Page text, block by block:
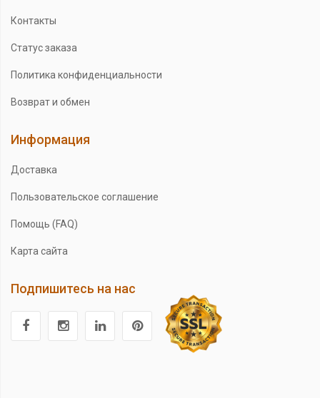
Контакты
Статус заказа
Политика конфиденциальности
Возврат и обмен
Информация
Доставка
Пользовательское соглашение
Помощь (FAQ)
Карта сайта
Подпишитесь на нас